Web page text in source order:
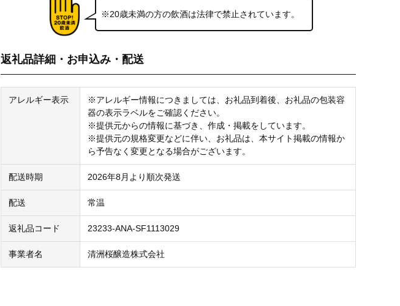
※20歳未満の方の飲酒は法律で禁止されています。
返礼品詳細・お申込み・配送
アレルギー表示
※アレルギー情報につきましては、お礼品到着後、お礼品の包装容
器の表示ラベルをご確認ください。
※提供元からの情報に基づき、作成・掲載をしています。
※提供元の規格変更などに伴い、お礼品は、本サイト掲載の情報か
ら予告なく変更となる場合がございます。
配送時期 2026年8月より順次発送
配送 常温
返礼品コード 23233-ANA-SF1113029
事業者名 清洲桜醸造株式会社